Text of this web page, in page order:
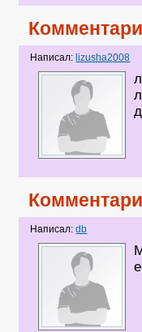
Написал: lizusha2008
Написал:db